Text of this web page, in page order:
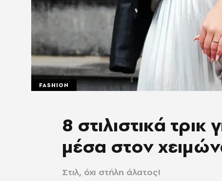
FASHION
8 στιλιστικά τρικ
μέσα στον
Στιλ, όχι στήλη άλατος!